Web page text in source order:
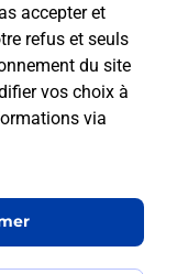
accepter et
refus et seuls
du site
vos choix à
via
Tarzy